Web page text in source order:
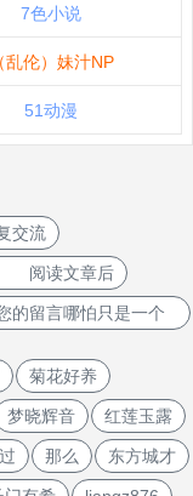
7色小说
乱伦）妹汁NP
51动漫
交流
阅读文章后
言哪怕只是一个
菊花好养
梦晓辉音 红莲玉露
那么 东方城才